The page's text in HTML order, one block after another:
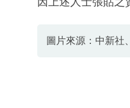
圖片來源：中新社